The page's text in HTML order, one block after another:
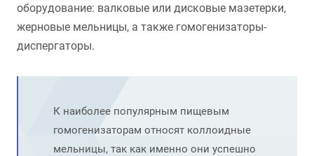
оборудование: валковые или дисковые мазетерки,
жерновые мельницы, а также гомогенизаторы-
диспергаторы.
К наиболее популярным пищевым
гомогенизаторам относят коллоидные
мельницы, так как именно они успешно